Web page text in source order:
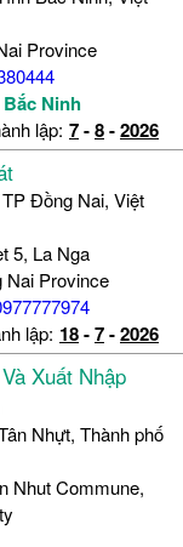
Province
Ninh
lập: 7-8-2026
Đồng Nai, Việt
5, La Nga
Nai Province
lập: 18-7-2026
Xuất Nhập
Nhựt, Thành phố
Nhut Commune,